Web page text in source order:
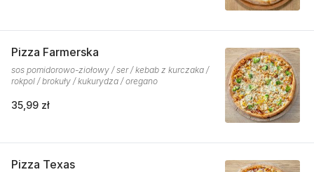
Pizza Farmerska
sos pomidorowo-ziołowy / ser / kebab z kurczaka /
rokpol / brokuły / kukurydza / oregano
35,99 zł
Pizza Texas